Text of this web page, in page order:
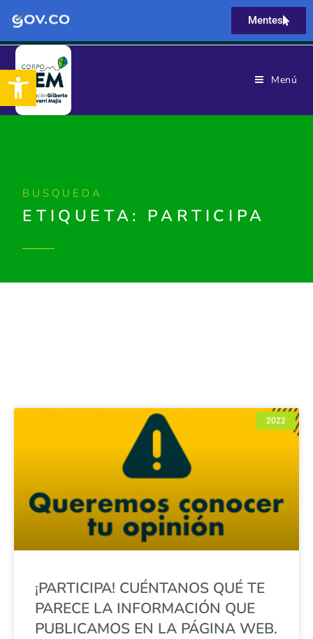
Abrir barra de herramientas
Mentes
Menú
BUSQUEDA
ETIQUETA: PARTICIPA
2022
¡PARTICIPA! CUÉNTANOS QUÉ TE
PARECE LA INFORMACIÓN QUE
PUBLICAMOS EN LA PÁGINA WEB.